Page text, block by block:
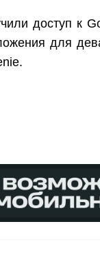
доступ к
для